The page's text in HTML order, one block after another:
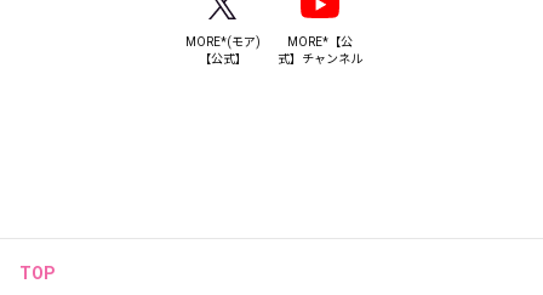
MORE*(モア)
【公式】
MORE*【公
式】チャンネル
TOP